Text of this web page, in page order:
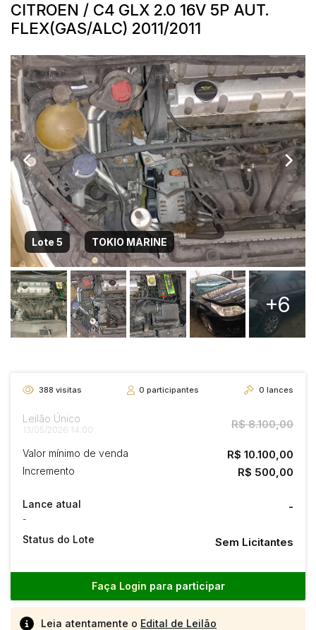
CITROEN / C4 GLX 2.0 16V 5P AUT.
FLEX(GAS/ALC) 2011/2011
Lote 5 TOKIO MARINE
+6
388 visitas 0participantes 0 lances
Leilão Único
13/05/2026 14:00 R$ 8.100,00
Valor mínimo de venda R$ 10.100,00
Incremento R$ 500,00
Lance atual
-
-
Status do Lote Sem Licitantes
Faça Login para participar
Leia atentamente o Edital de Leilão